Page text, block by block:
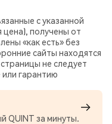
с указанной
получены от
«как есть» без
сайты находятся
не следует
гарантию
QUINT за минуты.